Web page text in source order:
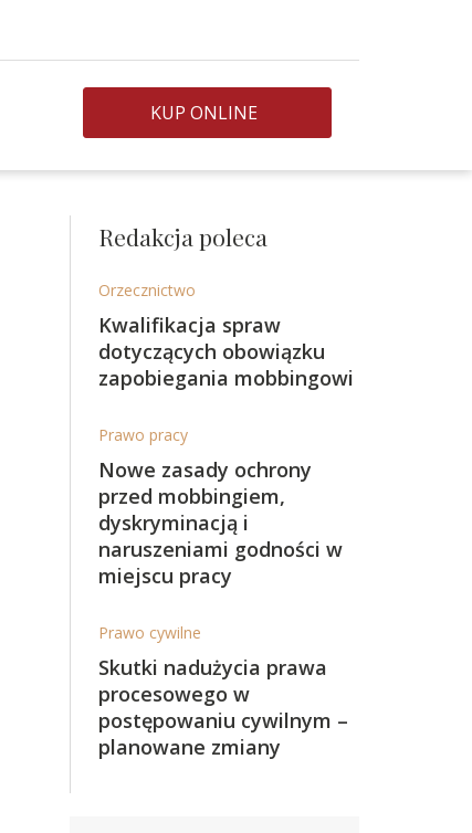
KUP ONLINE
Redakcja poleca
Orzecznictwo
Kwalifikacja spraw
dotyczących obowiązku
zapobiegania mobbingowi
Prawo pracy
Nowe zasady ochrony
przed mobbingiem,
dyskryminacją i
naruszeniami godności w
miejscu pracy
Prawo cywilne
Skutki nadużycia prawa
procesowego w
postępowaniu cywilnym –
planowane zmiany